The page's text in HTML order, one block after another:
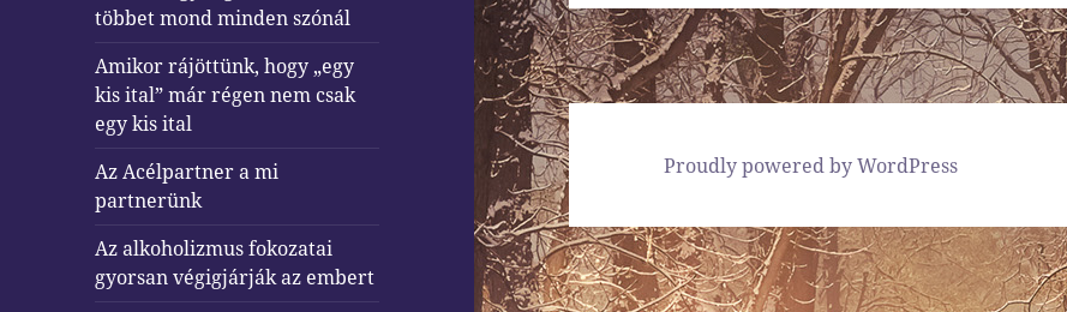
többet mond minden szónál
Amikor rájöttünk, hogy „egy
kis ital” már régen nem csak
egy kis ital
Az Acélpartner a mi
partnerünk
Az alkoholizmus fokozatai
gyorsan végigjárják az embert
Proudly powered by WordPress